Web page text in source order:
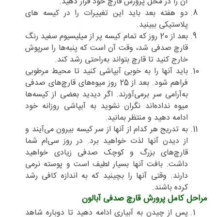
دو هفته بعد باید این تغییرات را در کیسه های
پلاستیکی ببینید.
بعد از 20 روز که تمام کیسه پر از میلیسیوم سفید رنگ
قارچ صدفی شد، وقت آن است که پنبه‌ها را سرپوش
خارج کنید تا قارچ بتواند به‌راحتی رشد کند.
باید آنها را به خوبی آبپاشی کنید تا محیط مرطوبی
فراهم شود. بعد از 25 روز میوه‌های قارچ‌های صدفی
به‌آرامی سر برمی‌آورند. اگر دیدید بعضی از کیسه‌ها
میوه نداده‌اند نگران نشوید به آبپاشی روزانه خود
ادامه دهید و منتظر بمانید.
به تدریج هر کدام از آنها از سر کیسه بیرون می‌آیند و
از دیدن آنها لذت خواهید برد. در روز سی‌ام شما
قارچ‌های بزرگ و کوچک صدفی زیادی خواهید
داشت. بافت آنها بسیار لطیف است و پوسته نرمی
دارند. وقتی آنها را بچینید که به اندازه کافی رشد
کرده باشند.
مراحل کامل پرورش قارچ صدفی آبالون
پس از چیدن به آبیاری ادامه دهید تا دوباره شاهد